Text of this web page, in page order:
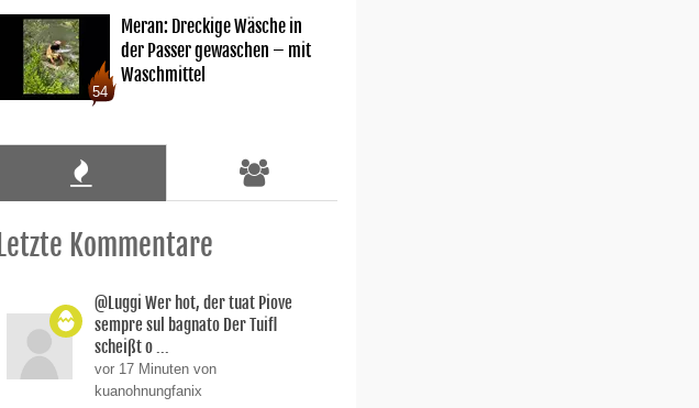
54
Meran: Dreckige Wäsche in
der Passer gewaschen – mit
Waschmittel
Letzte Kommentare
@Luggi Wer hot, der tuat Piove
sempre sul bagnato Der Tuifl
scheißt o ...
vor 17 Minuten von
kuanohnungfanix